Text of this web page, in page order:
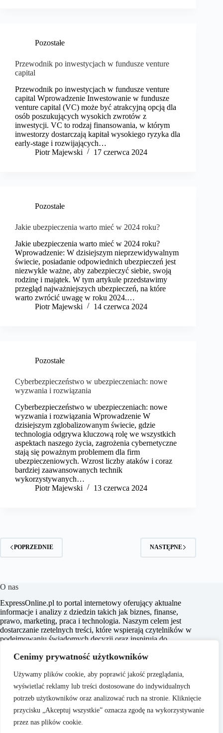
Cenimy prywatność użytkowników
Używamy plików cookie, aby poprawić jakość przeglądania,
wyświetlać reklamy lub treści dostosowane do indywidualnych
potrzeb użytkowników oraz analizować ruch na stronie. Kliknięcie
przycisku „Akceptuj wszystkie” oznacza zgodę na wykorzystywanie
przez nas plików cookie.
Pozostałe
Przewodnik po inwestycjach w fundusze venture
capital
Przewodnik po inwestycjach w fundusze venture
capital Wprowadzenie Inwestowanie w fundusze
venture capital (VC) może być atrakcyjną opcją dla
osób poszukujących wysokich zwrotów z
inwestycji. VC to rodzaj finansowania, w którym
inwestorzy dostarczają kapitał wysokiego ryzyka dla
early-stage i rozwijających…
​Piotr Majewski
17 czerwca 2024
Pozostałe
Jakie ubezpieczenia warto mieć w 2024 roku?
Jakie ubezpieczenia warto mieć w 2024 roku?
Wprowadzenie: W dzisiejszym nieprzewidywalnym
świecie, posiadanie odpowiednich ubezpieczeń jest
niezwykle ważne, aby zabezpieczyć siebie, swoją
rodzinę i majątek. W tym artykule przedstawimy
przegląd najważniejszych ubezpieczeń, na które
warto zwrócić uwagę w roku 2024.…
​Piotr Majewski
14 czerwca 2024
Pozostałe
Cyberbezpieczeństwo w ubezpieczeniach: nowe
wyzwania i rozwiązania
Cyberbezpieczeństwo w ubezpieczeniach: nowe
wyzwania i rozwiązania Wprowadzenie W
dzisiejszym zglobalizowanym świecie, gdzie
technologia odgrywa kluczową rolę we wszystkich
aspektach naszego życia, zagrożenia cybernetyczne
stają się poważnym problemem dla firm
ubezpieczeniowych. Wzrost liczby ataków i coraz
bardziej zaawansowanych technik
wykorzystywanych…
​Piotr Majewski
13 czerwca 2024
POPRZEDNIE NASTĘPNE
O nas
ExpressOnline.pl to portal internetowy oferujący aktualne
informacje i analizy z dziedzin takich jak biznes, finanse,
prawo, marketing, praca i technologia. Naszym celem jest
dostarczanie rzetelnych treści, które wspierają czytelników w
podejmowaniu świadomych decyzji oraz inspirują do
dostępne dla każdego, niezależnie od poziomu wiedzy w